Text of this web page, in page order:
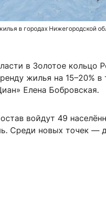
в городах Нижегородской
в Золотое кольцо
жилья на 15–20%
Елена Бобровская.
войдут 49
Среди новых точек —